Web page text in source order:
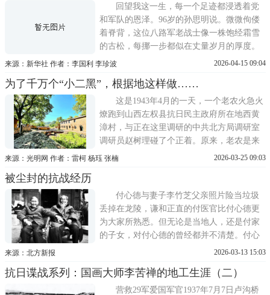
空战历程与生活点滴。在他的文
回望我这一生，每一个足迹都浸透着党
和军队的恩泽。96岁的孙思明说。微微佝偻
着脊背，这位八路军老战士像一株饱经霜雪
的古松，每挪一步都似在丈量岁月的厚度。
枯竹般的手指虽有些发颤，却执着又热情地
枪的力道。1929年11月，孙思明出生在山东
临朐一个贫苦农民家中。上到小学五年级，
鬼子来了就没法再上
来源：新华社 作者：李国利 李珍波 2026-04-15 09:04
为了千万个“小二黑”，根据地这样做……
这是1943年4月的一天，一个老农火急火
燎跑到山西左权县抗日民主政府所在地西黄
漳村，与正在这里调研的中共北方局调研室
调研员赵树理碰了个正着。原来，老农是来
告状的。他的侄子，横岭村男青年岳冬至因
《小二黑结婚》。他把稿子交给北方局党校
的杨献珍，杨献
来源：光明网 作者：雷柯 杨珏 张楠 2026-03-25 09:03
被尘封的抗战经历
付心德与妻子李竹芝父亲照片险当垃圾
丢掉在龙陵，谦和正直的付医官比付心德更
为大家所熟悉。但无论是当地人，还是付家
的子女，对付心德的曾经都并不清楚。付心
德右腿小腿肚上有个伤疤，他自己说，那是
头。《龙陵县文史资料选集》第一卷中，有
个叫李丛枝的文史干部曾经对付心德做过详
来源：北方新报 2026-03-13 15:03
抗日谍战系列：国画大师李苦禅的地工生涯（二）
营救29军爱国军官1937年7月7日卢沟桥